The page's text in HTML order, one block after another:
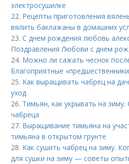
электросушилке
22. Рецепты приготовления
вялить баклажаны в домашних
23.С днем рождения любовь
Поздравления Любови с днем
24. Можно ли сажать чеснок
Благоприятные
25. Как выращивать чабрец на
уход
26. Тимьян, как укрывать на
чабреца
27. Выращивание тимьяна на
тимьяна в открытом грунте
28. Как сушить чабрец на зиму.
для сушки на зиму — советы